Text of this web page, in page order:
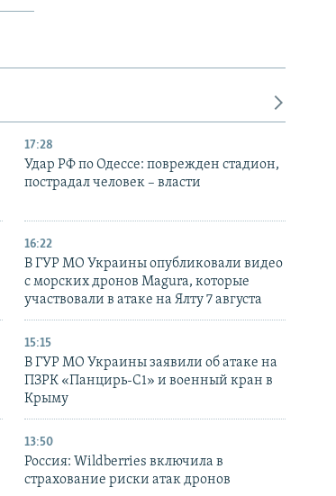
17:28
Удар РФ по Одессе: поврежден стадион,
пострадал человек – власти
16:22
В ГУР МО Украины опубликовали видео
с морских дронов Magura, которые
участвовали в атаке на Ялту 7 августа
15:15
В ГУР МО Украины заявили об атаке на
ПЗРК «Панцирь-С1» и военный кран в
Крыму
13:50
Россия: Wildberries включила в
страхование риски атак дронов